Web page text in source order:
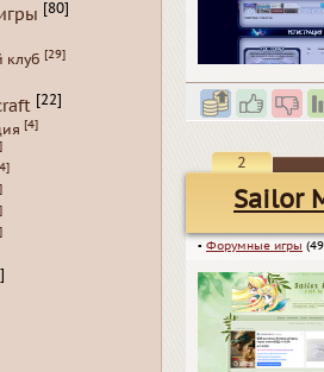
2
Sailor
▪ Форумные игры
[80]
клуб [29]
[22]
[4]